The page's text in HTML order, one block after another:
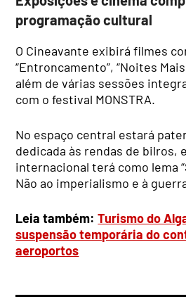
programação cultural
O Cineavante exibirá filmes
“Entroncamento”, “Noites Mais
além de várias sessões
com o festival MONSTRA.
No espaço central estará
dedicada às rendas de bilros,
internacional terá como lema
Não ao imperialismo e à
Leia também:Turismo do
suspensão temporária do
aeroportos